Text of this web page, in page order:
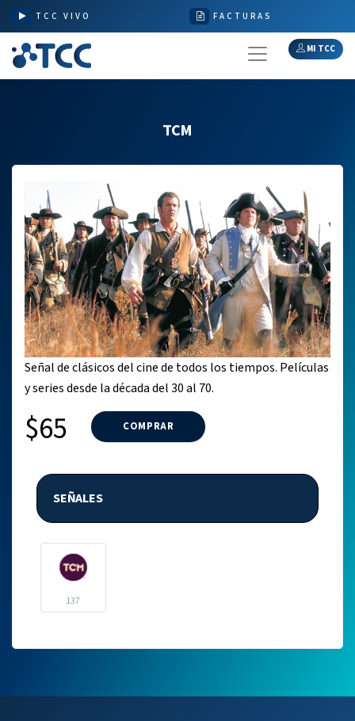
TCC VIVO FACTURAS
MI TCC
TCM
Señal de clásicos del cine de todos los tiempos. Películas
y series desde la década del 30 al 70.
$65 COMPRAR
SEÑALES
137